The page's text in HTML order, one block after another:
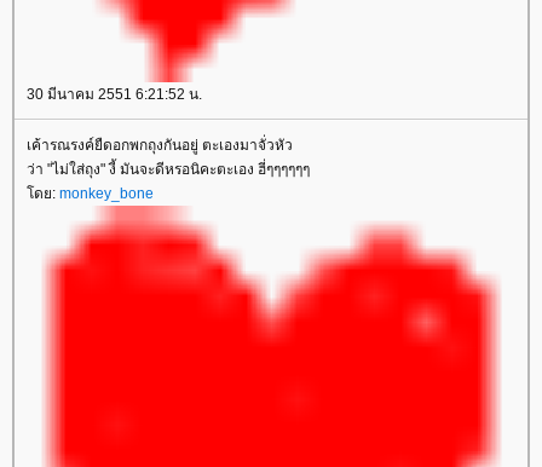
30 มีนาคม 2551 6:21:52 น.
เค้ารณรงค์ยืดอกพกถุงกันอยู่ ตะเองมาจั่วหัว
ว่า "ไม่ใส่ถุง" งี้ มันจะดีหรอนิคะตะเอง ฮี่ๆๆๆๆๆๆ
ดย: monkey_bone